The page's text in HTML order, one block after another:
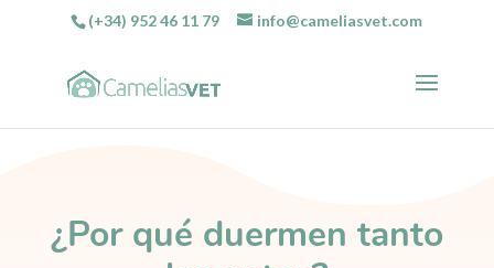
(+34) 952 46 11 79 info@cameliasvet.com
¿Por qué duermen tanto